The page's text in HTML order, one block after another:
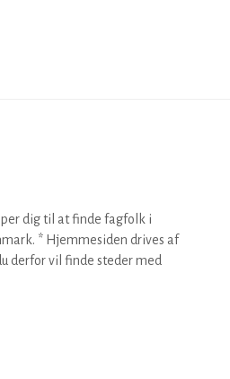
dig til at finde fagfolk i
* Hjemmesiden drives af
derfor vil finde steder med